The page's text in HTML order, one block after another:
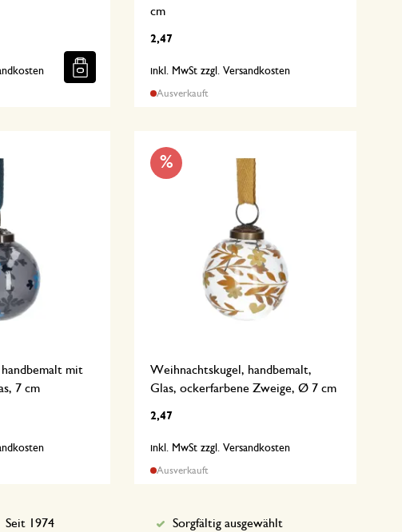
cm
2,47
inkl. MwSt zzgl. Versandkosten
Ausverkauft
mit
7 cm
%
Weihnachtskugel, handbemalt,
Glas, ockerfarbene Zweige, Ø 7 cm
2,47
inkl. MwSt zzgl. Versandkosten
Ausverkauft
Seit 1974 Sorgfältig ausgewählt